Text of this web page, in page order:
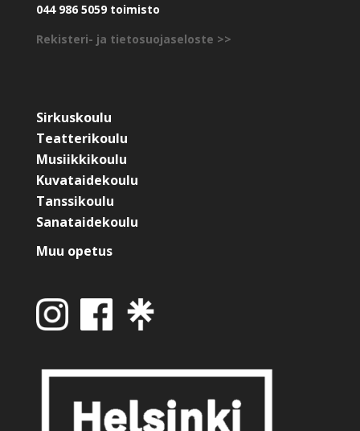
044 986 5059 toimisto
Rekisteri- ja tietosuojaseloste >>
Sirkuskoulu
Teatterikoulu
Musiikkikoulu
Kuvataidekoulu
Tanssikoulu
Sanataidekoulu
Muu opetus